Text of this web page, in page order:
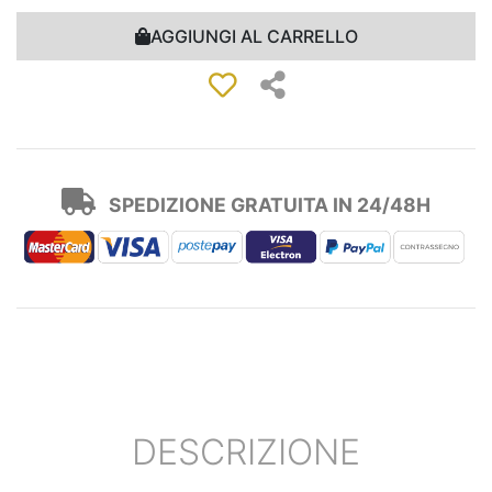
AGGIUNGI AL CARRELLO
SPEDIZIONE GRATUITA IN 24/48H
DESCRIZIONE